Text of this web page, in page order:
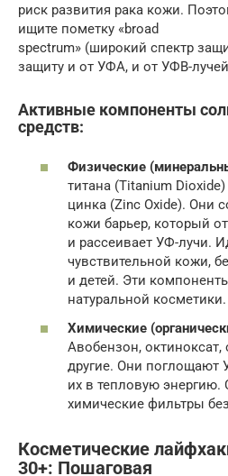
риск развития рака кожи.
ищите пометку «broad
spectrum» (широкий спектр
защиту и от УФА, и от УФВ-
Активные компоненты
средств:
Физические
титана (Titanium
цинка (Zinc Oxide). Они
кожи барьер, который
и рассеивает УФ-лучи.
чувствительной кожи,
и детей. Эти
натуральной косметики.
Химические
Авобензон, октиноксат,
другие. Они поглощают
их в тепловую
химические фильтры
Косметические
30+: Пошаговая